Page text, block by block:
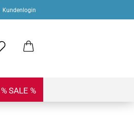
Kundenlogin
% SALE %